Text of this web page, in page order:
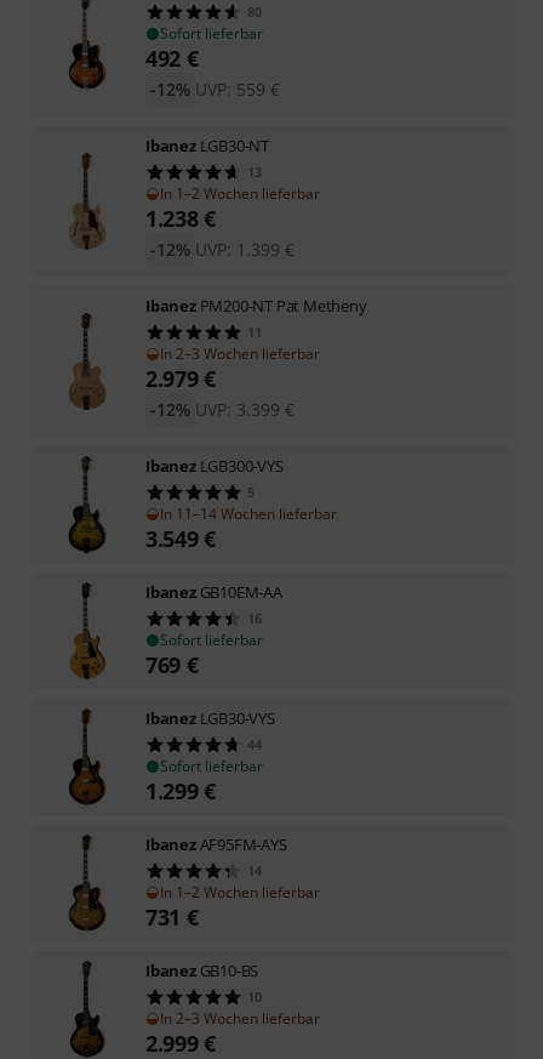
80
Sofort lieferbar
492 €
UVP: 559 €
-12%
Ibanez LGB30-NT
13
In 1–2 Wochen lieferbar
1.238€
UVP: 1.399 €
-12%
Ibanez PM200-NT Pat Metheny
11
In 2–3 Wochen lieferbar
2.979€
UVP: 3.399 €
-12%
Ibanez LGB300-VYS
5
In 11–14 Wochen lieferbar
3.549€
Ibanez GB10EM-AA
16
Sofort lieferbar
769 €
Ibanez LGB30-VYS
44
Sofort lieferbar
1.299€
IbanezAF95FM-AYS
14
In 1–2 Wochen lieferbar
731 €
Ibanez GB10-BS
10
In 2–3 Wochen lieferbar
2.999€